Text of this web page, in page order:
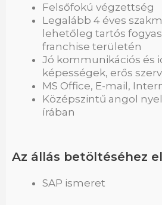
Felsőfokú végzettség
Legalább 4 éves
lehetőleg tartós
franchise területén
Jó kommunikációs és
képességek, erős
MS Office, E-mail,
Középszintű angol
írában
Az állás betöltéséhez
SAP ismeret